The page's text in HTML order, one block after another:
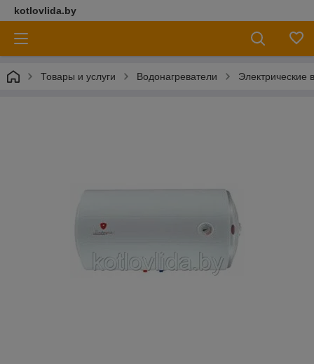
kotlovlida.by
Товары и услуги Водонагреватели Электрические